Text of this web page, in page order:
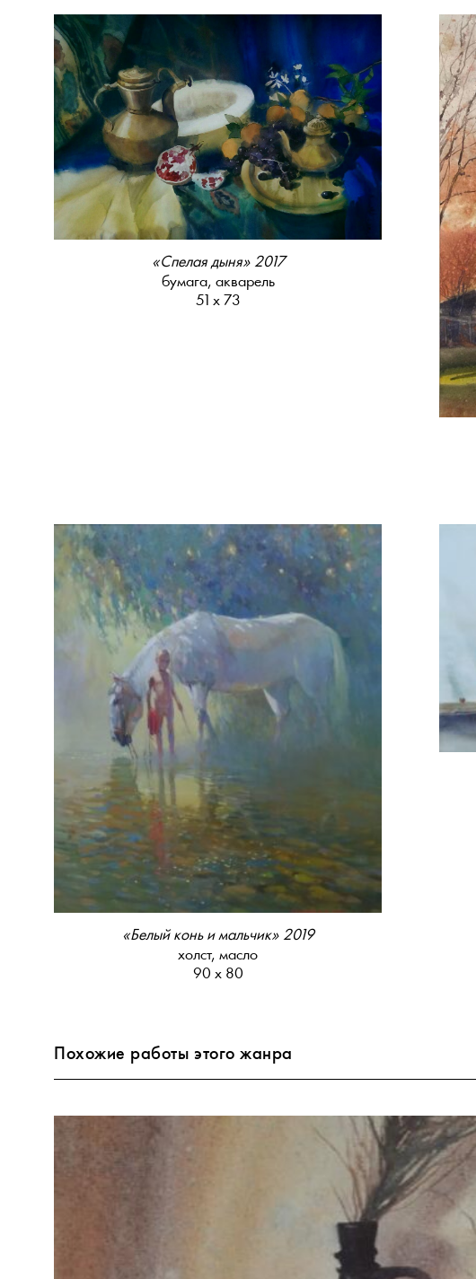
«Спелая дыня» 2017
бумага, акварель
51 х 73
«Белый конь и мальчик» 2019
холст, масло
90 х 80
Похожие работы этого жанра